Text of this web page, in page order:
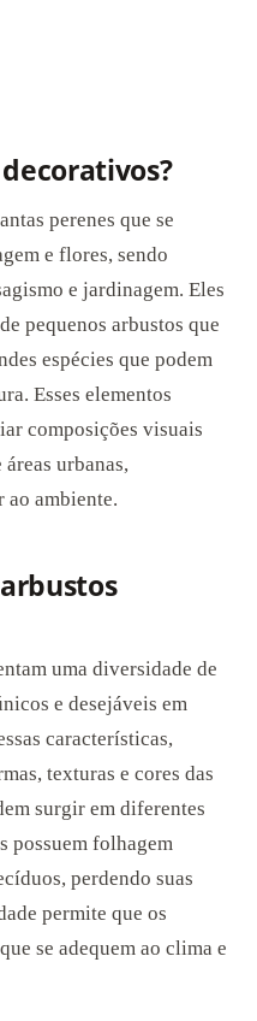
perenes que se
e flores, sendo
e jardinagem. Eles
pequenos arbustos que
espécies que podem
Esses elementos
composições visuais
urbanas,
ao ambiente.
uma diversidade de
e desejáveis em
características,
texturas e cores das
surgir em diferentes
possuem folhagem
perdendo suas
permite que os
se adequem ao clima e